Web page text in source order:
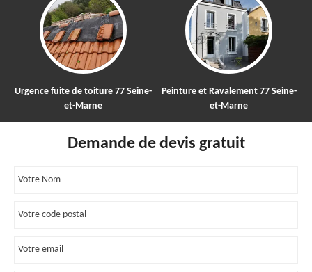
Urgence fuite de toiture 77 Seine-
et-Marne
Peinture et Ravalement 77 Seine-
et-Marne
Demande de devis gratuit